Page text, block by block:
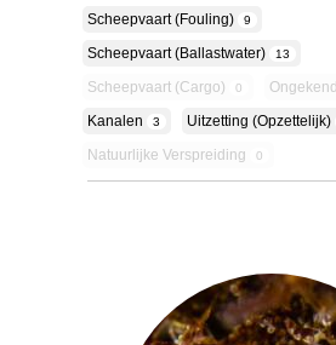
Scheepvaart (fouling) 9
Scheepvaart (ballastwater) 13
Scheepvaart (cargo) 0 Ongekend
Kanalen 3 Uitzetting (opzettelijk)
Natuurlijke Verspreiding 0